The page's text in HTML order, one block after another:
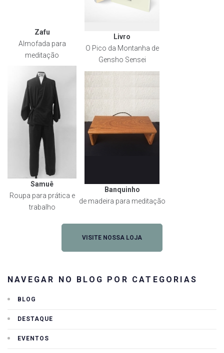
Zafu
Almofada para
meditação
Livro
O Pico da Montanha de
Gensho Sensei
Samuê
Roupa para prática e
trabalho
Banquinho
de madeira para meditação
VISITE NOSSA LOJA
NAVEGAR NO BLOG POR CATEGORIAS
BLOG
DESTAQUE
EVENTOS